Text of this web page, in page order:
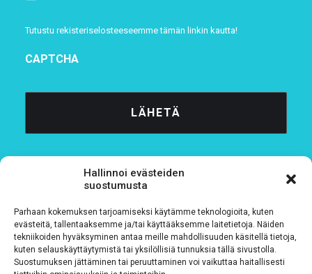
Hallinnoi evästeiden
suostumusta
Parhaan kokemuksen tarjoamiseksi käytämme teknologioita, kuten
evästeitä, tallentaaksemme ja/tai käyttääksemme laitetietoja. Näiden
tekniikoiden hyväksyminen antaa meille mahdollisuuden käsitellä tietoja,
kuten selauskäyttäytymistä tai yksilöllisiä tunnuksia tällä sivustolla.
Suostumuksen jättäminen tai peruuttaminen voi vaikuttaa haitallisesti
Tutustu rekisteriselosteeseemmetämän linkin kautta!
CAPTCHA
Tietosuojaseloste
Verkkolaskutustiedot